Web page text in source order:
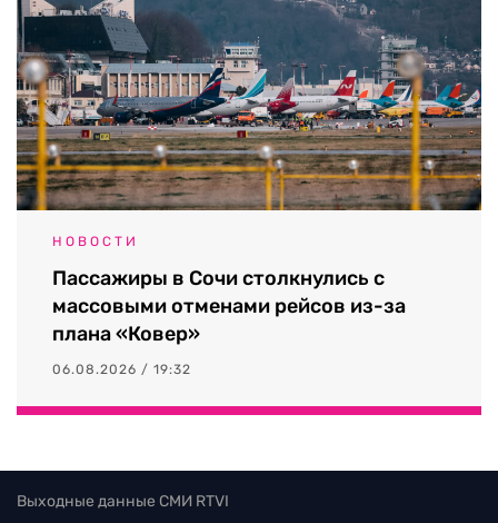
НОВОСТИ
Пассажиры в Сочи столкнулись с
массовыми отменами рейсов из-за
плана «Ковер»
06.08.2026 / 19:32
Выходные данные СМИ RTVI